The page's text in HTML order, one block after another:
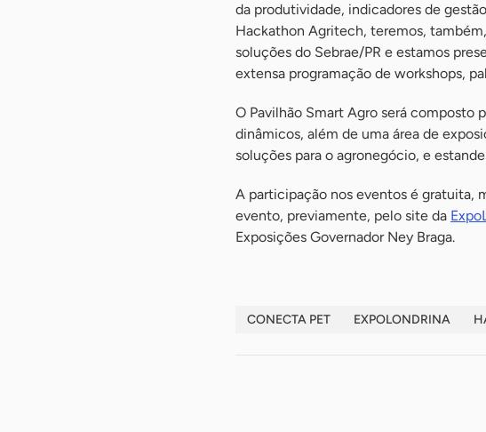
da produtividade, indicadores de
Hackathon Agritech, teremos,
soluções do Sebrae/PR e estamos
extensa programação de workshops,
O Pavilhão Smart Agro será composto
dinâmicos, além de uma área de
soluções para o agronegócio, e
A participação nos eventos é gratuita,
evento, previamente, pelo site da
Exposições Governador Ney Braga.
CONECTA PET EXPOLONDRINA